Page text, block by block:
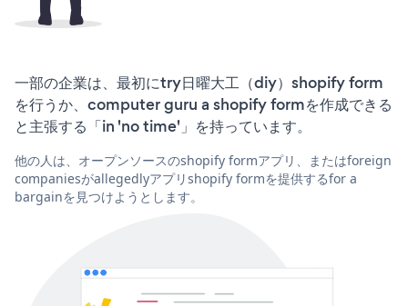
一部の企業は、最初にtry日曜大工（diy）shopify form
を行うか、computer guru a shopify formを作成できる
と主張する「in 'no time'」を持っています。
他の人は、オープンソースのshopify formアプリ、またはforeign
companiesがallegedlyアプリshopify formを提供するfor a
bargainを見つけようとします。